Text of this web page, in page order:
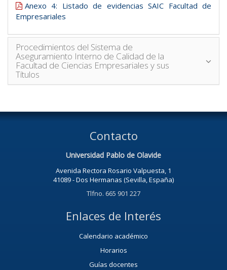
Anexo 4: Listado de evidencias SAIC Facultad de
Empresariales
Procedimientos del Sistema de
Aseguramiento Interno de Calidad de la
Facultad de Ciencias Empresariales y sus
Títulos
Contacto
Universidad Pablo de Olavide
Avenida Rectora Rosario Valpuesta, 1
41089 - Dos Hermanas (Sevilla, España)
Tlfno. 665 901 227
Enlaces de Interés
Calendario académico
Horarios
Guías docentes